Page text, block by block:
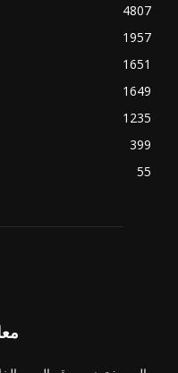
4807
1957
1651
1649
1235
399
55